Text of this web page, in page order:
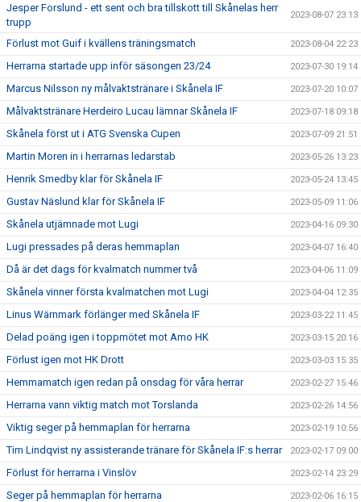
Jesper Forslund - ett sent och bra tillskott till Skånelas herr
trupp
2023-08-07 23:13
Förlust mot Guif i kvällens träningsmatch 2023-08-04 22:23
Herrarna startade upp inför säsongen 23/24 2023-07-30 19:14
Marcus Nilsson ny målvaktstränare i Skånela IF 2023-07-20 10:07
Målvaktstränare Herdeiro Lucau lämnar Skånela IF 2023-07-18 09:18
Skånela först ut i ATG Svenska Cupen 2023-07-09 21:51
Martin Moren in i herrarnas ledarstab 2023-05-26 13:23
Henrik Smedby klar för Skånela IF 2023-05-24 13:45
Gustav Näslund klar för Skånela IF 2023-05-09 11:06
Skånela utjämnade mot Lugi 2023-04-16 09:30
Lugi pressades på deras hemmaplan 2023-04-07 16:40
Då är det dags för kvalmatch nummer två 2023-04-06 11:09
Skånela vinner första kvalmatchen mot Lugi 2023-04-04 12:35
Linus Wärnmark förlänger med Skånela IF 2023-03-22 11:45
Delad poäng igen i toppmötet mot Amo HK 2023-03-15 20:16
Förlust igen mot HK Drott 2023-03-03 15:35
Hemmamatch igen redan på onsdag för våra herrar 2023-02-27 15:46
Herrarna vann viktig match mot Torslanda 2023-02-26 14:56
Viktig seger på hemmaplan för herrarna 2023-02-19 10:56
Tim Lindqvist ny assisterande tränare för Skånela IF:s herrar 2023-02-17 09:00
Förlust för herrarna i Vinslöv 2023-02-14 23:29
Seger på hemmaplan för herrarna 2023-02-06 16:15